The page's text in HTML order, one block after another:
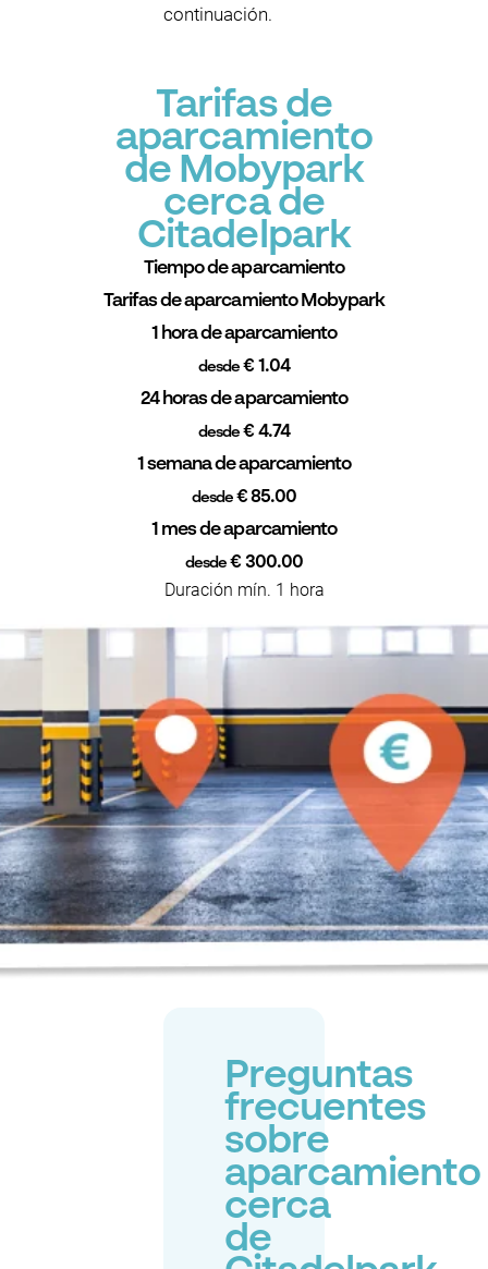
continuación.
Tarifas de
aparcamiento
de Mobypark
cerca de
Citadelpark
Tiempo de aparcamiento
Tarifas de aparcamiento Mobypark
1 hora de aparcamiento
desde € 1.04
24 horas de aparcamiento
desde € 4.74
1 semana de aparcamiento
desde€ 85.00
1 mes de aparcamiento
desde € 300.00
Duración mín. 1 hora
Preguntas
frecuentes
sobre
aparcamiento
cerca
de